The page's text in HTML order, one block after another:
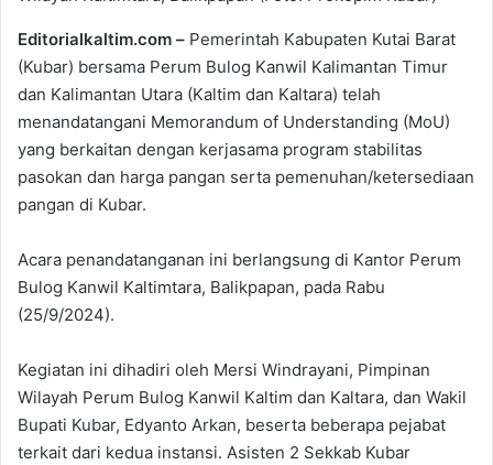
Editorialkaltim.com – Pemerintah Kabupaten Kutai Barat
(Kubar) bersama Perum Bulog Kanwil Kalimantan Timur
dan Kalimantan Utara (Kaltim dan Kaltara) telah
menandatangani Memorandum of Understanding (MoU)
yang berkaitan dengan kerjasama program stabilitas
pasokan dan harga pangan serta pemenuhan/ketersediaan
pangan di Kubar.
Acara penandatanganan ini berlangsung di Kantor Perum
Bulog Kanwil Kaltimtara, Balikpapan, pada Rabu
(25/9/2024).
Kegiatan ini dihadiri oleh Mersi Windrayani, Pimpinan
Wilayah Perum Bulog Kanwil Kaltim dan Kaltara, dan Wakil
Bupati Kubar, Edyanto Arkan, beserta beberapa pejabat
terkait dari kedua instansi. Asisten 2 Sekkab Kubar